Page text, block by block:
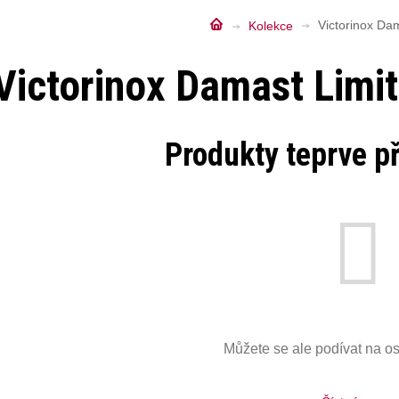
DomůKolekce Victorinox
Damast
Produkty teprve
Můžete se ale podívat na